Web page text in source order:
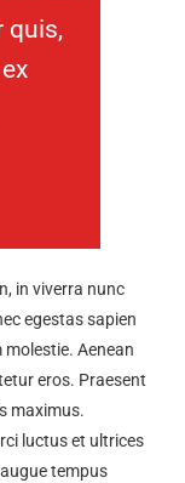
quis,
in viverra nunc
egestas sapien
Aenean
eros. Praesent
maximus.
luctus et ultrices
tempus